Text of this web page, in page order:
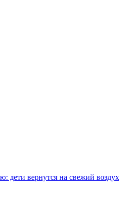
дети вернутся на свежий воздух